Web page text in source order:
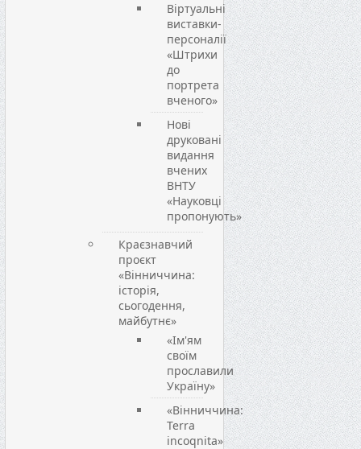
Віртуальні
виставки-
персоналії
«Штрихи
до
портрета
вченого»
Нові
друковані
видання
вчених
ВНТУ
«Науковці
пропонують»
Краєзнавчий
проєкт
«Вінниччина:
історія,
сьогодення,
майбутнє»
«Ім'ям
своїм
прославили
Україну»
«Вінниччина:
Terra
incoqnita»